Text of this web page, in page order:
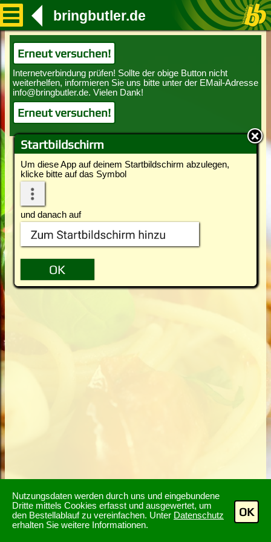
Nutzungsdaten werden durch uns und eingebundene
Dritte mittels Cookies erfasst und ausgewertet, um
den Bestellablauf zu vereinfachen. Unter Datenschutz
erhalten Sie weitere Informationen.
OK
Startbildschirm
Um diese App auf deinem Startbildschirm abzulegen,
klicke bitte auf das Symbol
und danach auf
bringbutler.de
Erneut versuchen!
Erneut versuchen!